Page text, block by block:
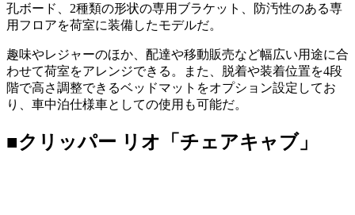
孔ボード、2種類の形状の専用ブラケット、防汚性のある専
用フロアを荷室に装備したモデルだ。
趣味やレジャーのほか、配達や移動販売など幅広い用途に合
わせて荷室をアレンジできる。また、脱着や装着位置を4段
階で高さ調整できるベッドマットをオプション設定してお
り、車中泊仕様車としての使用も可能だ。
■クリッパー リオ「チェアキャブ」